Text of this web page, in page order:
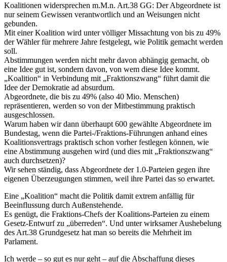
Koalitionen widersprechen m.M.n. Art.38 GG: Der Abgeordnete ist
nur seinem Gewissen verantwortlich und an Weisungen nicht
gebunden.
Mit einer Koalition wird unter völliger Missachtung von bis zu 49%
der Wähler für mehrere Jahre festgelegt, wie Politik gemacht werden
soll.
Abstimmungen werden nicht mehr davon abhängig gemacht, ob
eine Idee gut ist, sondern davon, von wem diese Idee kommt.
„Koalition“ in Verbindung mit „Fraktionszwang“ führt damit die
Idee der Demokratie ad absurdum.
Abgeordnete, die bis zu 49% (also 40 Mio. Menschen)
repräsentieren, werden so von der Mitbestimmung praktisch
ausgeschlossen.
Warum haben wir dann überhaupt 600 gewählte Abgeordnete im
Bundestag, wenn die Partei-/Fraktions-Führungen anhand eines
Koalitionsvertrags praktisch schon vorher festlegen können, wie
eine Abstimmung ausgehen wird (und dies mit „Fraktionszwang“
auch durchsetzen)?
Wir sehen ständig, dass Abgeordnete der 1.0-Parteien gegen ihre
eigenen Überzeugungen stimmen, weil ihre Partei das so erwartet.
Eine „Koalition“ macht die Politik damit extrem anfällig für
Beeinflussung durch Außenstehende.
Es genügt, die Fraktions-Chefs der Koalitions-Parteien zu einem
Gesetz-Entwurf zu „überreden“. Und unter wirksamer Aushebelung
des Art.38 Grundgesetz hat man so bereits die Mehrheit im
Parlament.
Ich werde – so gut es nur geht – auf die Abschaffung dieses